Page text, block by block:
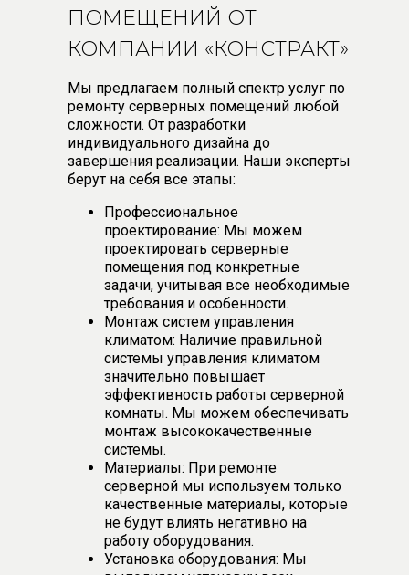
ПОМЕЩЕНИЙ ОТ
КОМПАНИИ «КОНСТРАКТ»
Мы предлагаем полный спектр услуг по
ремонту серверных помещений любой
сложности. От разработки
индивидуального дизайна до
завершения реализации. Наши эксперты
берут на себя все этапы:
Профессиональное
проектирование: Мы можем
проектировать серверные
помещения под конкретные
задачи, учитывая все необходимые
требования и особенности.
Монтаж систем управления
климатом: Наличие правильной
системы управления климатом
значительно повышает
эффективность работы серверной
комнаты. Мы можем обеспечивать
монтаж высококачественные
системы.
Материалы: При ремонте
серверной мы используем только
качественные материалы, которые
не будут влиять негативно на
работу оборудования.
Установка оборудования: Мы